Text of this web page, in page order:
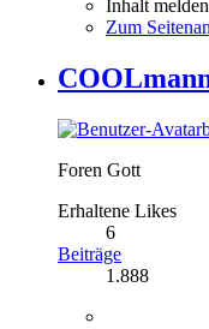
Inhalt melden
Zum
Foren Gott
Erhaltene Likes
6
Beiträge
1.888